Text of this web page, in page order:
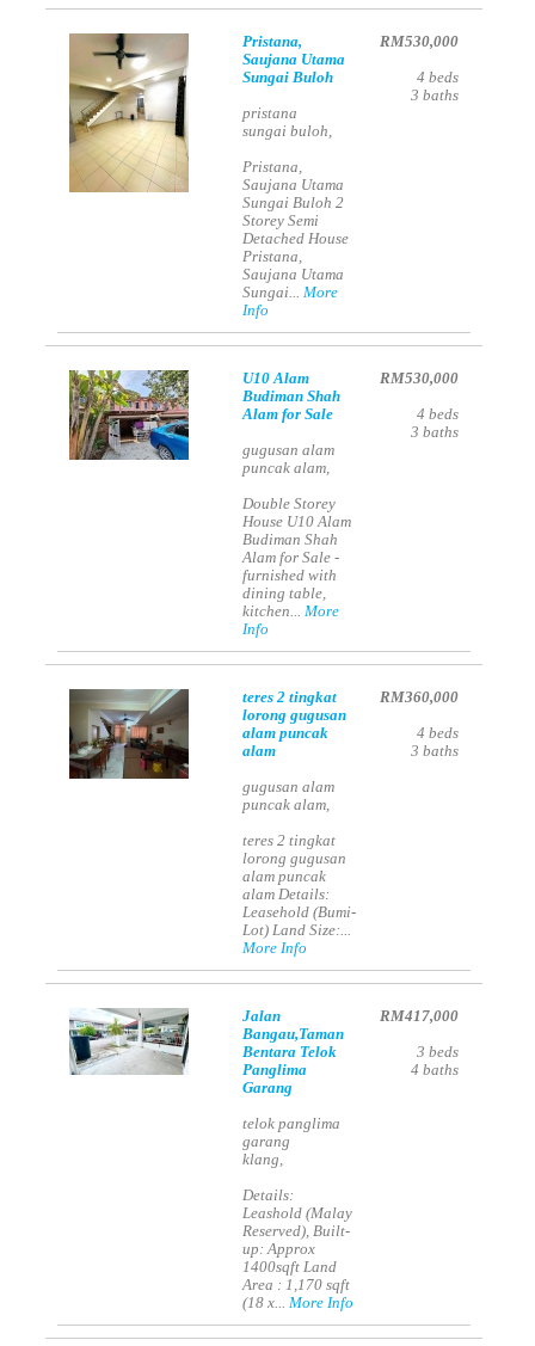
Pristana,
Saujana Utama
Sungai Buloh
pristana
sungai buloh,
Pristana,
Saujana Utama
Sungai Buloh 2
Storey Semi
Detached House
Pristana,
Saujana Utama
Sungai...More
Info
RM530,000
4 beds
3 baths
U10 Alam
Budiman Shah
Alam for Sale
gugusan alam
puncak alam,
Double Storey
House U10 Alam
Budiman Shah
Alam for Sale -
furnished with
dining table,
kitchen...More
Info
RM530,000
4 beds
3 baths
teres 2 tingkat
lorong gugusan
alam puncak
alam
gugusan alam
puncak alam,
teres 2 tingkat
lorong gugusan
alam puncak
alam Details:
Leasehold (Bumi-
Lot) Land Size:...
More Info
RM360,000
4 beds
3 baths
Jalan
Bangau,Taman
Bentara Telok
Panglima
Garang
telok panglima
garang
klang,
Details:
Leashold (Malay
Reserved), Built-
up: Approx
1400sqft Land
Area : 1,170 sqft
(18 x...More Info
RM417,000
3 beds
4 baths